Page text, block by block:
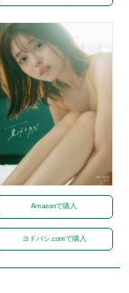
Amazonで購入
ヨドバシ.comで購入